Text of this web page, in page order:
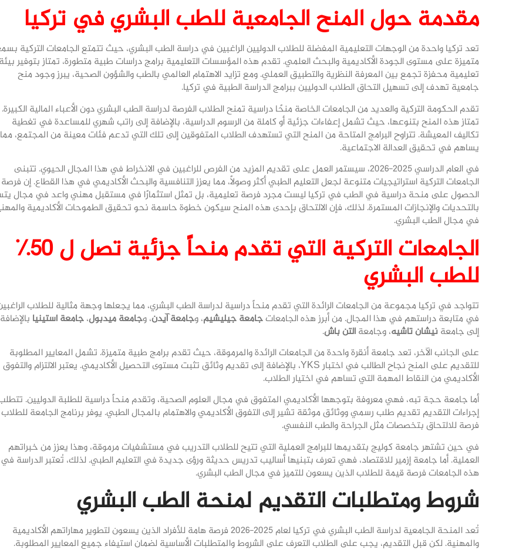
مقدمة حول المنح الجامعية للطب البشري في تركيا
تعد تركيا واحدة من الوجهات التعليمية المفضلة للطلاب الدوليين الراغبين في دراسة الطب البشري، حيث تتمتع الجامعات التركية
متميزة على مستوى الجودة الأكاديمية والبحث العلمي. تقدم هذه المؤسسات التعليمية برامج دراسات طبية متطورة، تمتاز بتوفير
تعليمية محفزة تجمع بين المعرفة النظرية والتطبيق العملي. ومع تزايد الاهتمام العالمي بالطب والشؤون الصحية، يبرز وجود منح
جامعية تهدف إلى تسهيل التحاق الطلاب الدوليين ببرامج الدراسة الطبية في تركيا.
تقدم الحكومة التركية والعديد من الجامعات الخاصة منحًا دراسية تمنح الطلاب الفرصة لدراسة الطب البشري دون الأعباء المالية الكبيرة.
تمتاز هذه المنح بتنوعها، حيث تشمل إعفاءات جزئية أو كاملة من الرسوم الدراسية، بالإضافة إلى راتب شهري للمساعدة في تغطية
تكاليف المعيشة. تتراوح البرامج المتاحة من المنح التي تستهدف الطلاب المتفوقين إلى تلك التي تدعم فئات معينة من المجتمع، مما
يساهم في تحقيق العدالة الاجتماعية.
في العام الدراسي 2025-2026، سيستمر العمل على تقديم المزيد من الفرص للراغبين في الانخراط في هذا المجال الحيوي. تتبنى
الجامعات التركية استراتيجيات متنوعة لجعل التعليم الطبي أكثر وصولاً، مما يعزز التنافسية والبحث الأكاديمي في هذا القطاع. إن فرصة
الحصول على منحة دراسية في الطب في تركيا ليست مجرد فرصة تعليمية، بل تمثل استثمارًا في مستقبل مهني واعد في مجال
بالتحديات والإنجازات المستمرة. لذلك، فإن الالتحاق بإحدى هذه المنح سيكون خطوة حاسمة نحو تحقيق الطموحات الأكاديمية
في مجال الطب البشري.
الجامعات التركية التي تقدم منحاً جزئية تصل ل 50٪
للطب البشري
تتواجد في تركيا مجموعة من الجامعات الرائدة التي تقدم منحاً دراسية لدراسة الطب البشري، مما يجعلها وجهة مثالية للطلاب
في متابعة دراستهم في هذا المجال. من أبرز هذه الجامعاتجامعة جيليشيم، وجامعة آيدن، وجامعة ميدبول،جامعة استينيا بالإضافة
إلى جامعةنيشان تاشيه، وجامعةالتن باش.
على الجانب الآخر، تعد جامعة أنقرة واحدة من الجامعات الرائدة والمرموقة، حيث تقدم برامج طبية متميزة. تشمل المعايير المطلوبة
للتقديم على المنح نجاح الطالب في اختبار YKS، بالإضافة إلى تقديم وثائق تثبت مستوى التحصيل الأكاديمي. يعتبر الالتزام والتفوق
الأكاديمي من النقاط المهمة التي تساهم في اختيار الطلاب.
أما جامعة حجة تبه، فهي معروفة بتوجهها الأكاديمي المتفوق في مجال العلوم الصحية، وتقدم منحاً دراسية للطلبة الدوليين.
إجراءات التقديم تقديم طلب رسمي ووثائق موثقة تشير إلى التفوق الأكاديمي والاهتمام بالمجال الطبي. يوفر برنامج الجامعة للطلاب
فرصة للالتحاق بتخصصات مثل الجراحة والطب النفسي.
في حين تشتهر جامعة كوليج بتقديمها للبرامج العملية التي تتيح للطلاب التدريب في مستشفيات مرموقة، وهذا يعزز من خبراتهم
العملية. أما جامعة إزمير للاقتصاد، فهي تعرف بتبنيها أساليب تدريس حديثة ورؤى جديدة في التعليم الطبي. لذلك، تُعتبر الدراسة في
هذه الجامعات فرصة قيمة للطلاب الذين يسعون للتميز في مجال الطب البشري.
شروط ومتطلبات التقديم لمنحة الطب البشري
تُعد المنحة الجامعية لدراسة الطب البشري في تركيا لعام 2025-2026 فرصة هامة للأفراد الذين يسعون لتطوير مهاراتهم الأكاديمية
والمهنية. لكن قبل التقديم، يجب على الطلاب التعرف على الشروط والمتطلبات الأساسية لضمان استيفاء جميع المعايير المطلوبة.